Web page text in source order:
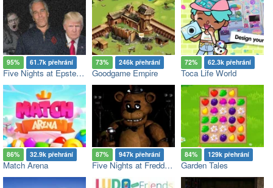
95% 61.7k přehrání
Five Nights at Epstein’s
73% 246k přehrání
Goodgame Empire
72% 62.3k přehrání
Toca Life World
86% 32.9k přehrání
Match Arena
87% 947k přehrání
Five Nights at Freddy's
84% 129k přehrání
Garden Tales